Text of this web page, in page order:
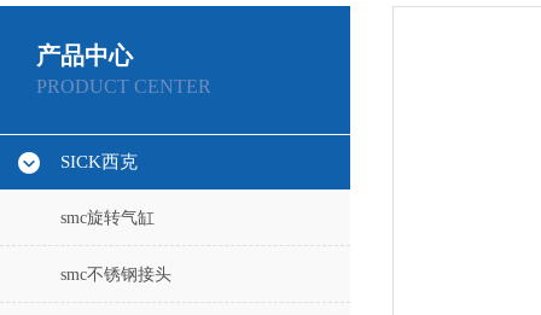
产品中心
PRODUCT CENTER
SICK西克
smc旋转气缸
smc不锈钢接头